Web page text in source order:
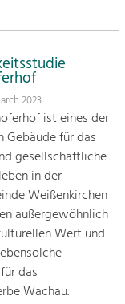
2023
ist eines der
für das
gesellschaftliche
in der
Weißenkirchen
außergewöhnlich
Wert und
das
Wachau.